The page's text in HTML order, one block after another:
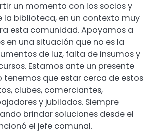
un momento con los socios y
la biblioteca, en un contexto muy
esta comunidad. Apoyamos a
en una situación que no es la
de luz, falta de insumos y
Estamos ante un presente
tenemos que estar cerca de estos
clubes, comerciantes,
y jubilados. Siempre
brindar soluciones desde el
el jefe comunal.